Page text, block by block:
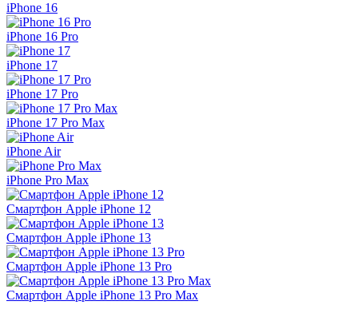
iPhone 16
iPhone 16 Pro
iPhone 17
iPhone 17 Pro
iPhone 17 Pro Max
iPhone Air
iPhone Pro Max
Смартфон Apple iPhone 12
Смартфон Apple iPhone 13
Смартфон Apple iPhone 13 Pro
Смартфон Apple iPhone 13 Pro Max